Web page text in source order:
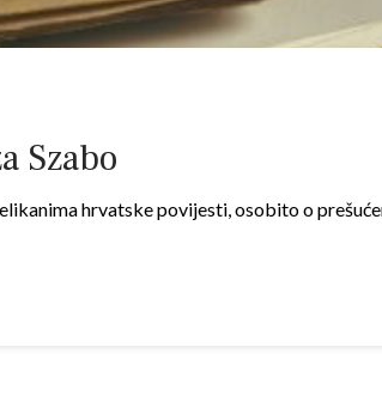
Szabo
hrvatske povijesti, osobito o